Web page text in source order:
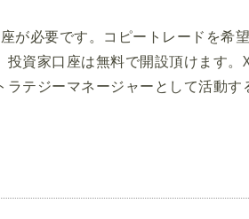
が必要です。コピートレードを希
資家口座は無料で開設頂けます
テジーマネージャーとして活動す